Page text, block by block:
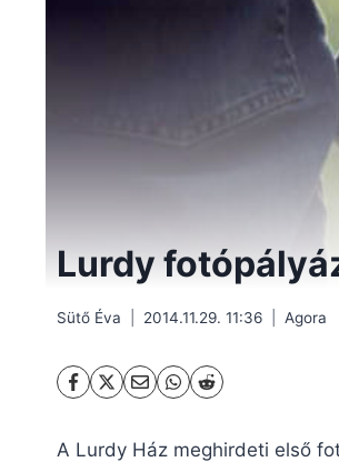
Lurdy
Sütő Éva 2014.11.29. 11:36 Agora
A Lurdy Ház meghirdeti első